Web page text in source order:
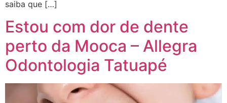
saiba que […]
Estou com dor de dente
perto da Mooca – Allegra
Odontologia Tatuapé